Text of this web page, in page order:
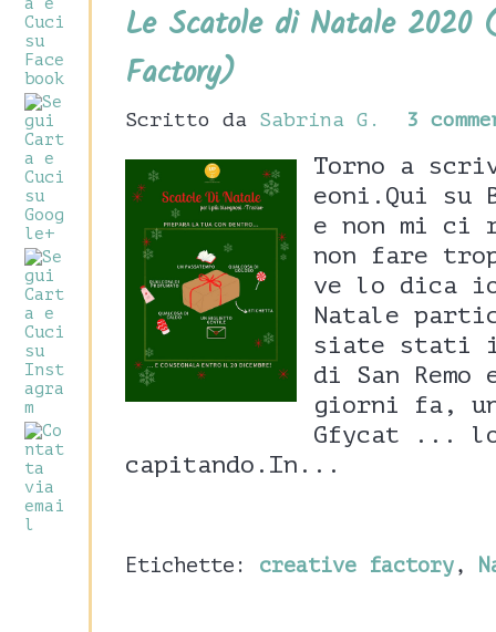
Le Scatole di Natale 2020
Factory)
Scritto da Sabrina G. 3
Torno a
eoni.Qui su
e non mi ci
non fare
ve lo dica io
Natale
siate stati
di San
giorni fa,
Gfycat ...
capitando.In...
Etichette: creative factory ,